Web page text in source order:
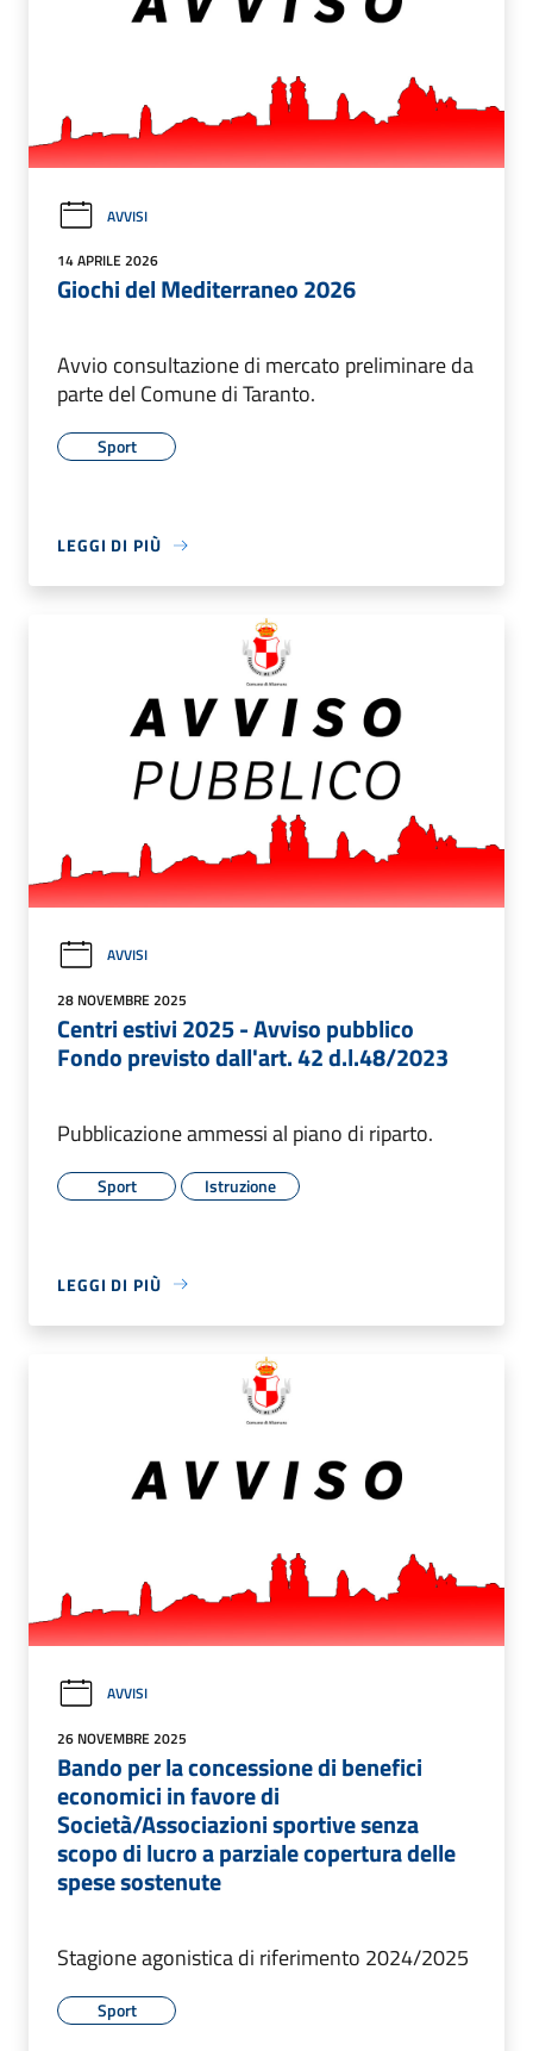
AVVISI
14 APRILE 2026
Giochi del Mediterraneo 2026
Avvio consultazione di mercato preliminare da
parte del Comune di Taranto.
Sport
LEGGI DI PIÙ
AVVISI
28 NOVEMBRE 2025
Centri estivi 2025 - Avviso pubblico
Fondo previsto dall'art. 42 d.l.48/2023
Pubblicazione ammessi al piano di riparto.
Sport Istruzione
LEGGI DI PIÙ
AVVISI
26 NOVEMBRE 2025
Bando per la concessione di benefici
economici in favore di
Società/Associazioni sportive senza
scopo di lucro a parziale copertura delle
spese sostenute
Stagione agonistica di riferimento 2024/2025
Sport